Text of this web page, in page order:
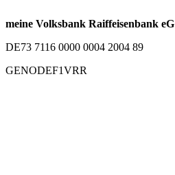
meine Volksbank Raiffeisenbank eG
DE73 7116 0000 0004 2004 89
GENODEF1VRR